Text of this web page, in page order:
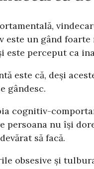
este un gând
este perceput ca
este că, deși
gândesc.
cognitiv-
nu își
să facă.
obsesive și